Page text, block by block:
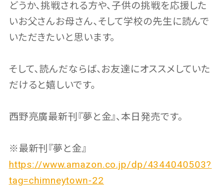
どうか、挑戦される方や、子供の挑戦を応援した
いお父さんお母さん、そして学校の先生に読んで
いただきたいと思います。
そして、読んだならば、お友達にオススメしていた
だけると嬉しいです。
西野亮廣最新刊『夢と金』、本日発売です。
※最新刊『夢と金』
https://www.amazon.co.jp/dp/4344040503?
tag=chimneytown-22